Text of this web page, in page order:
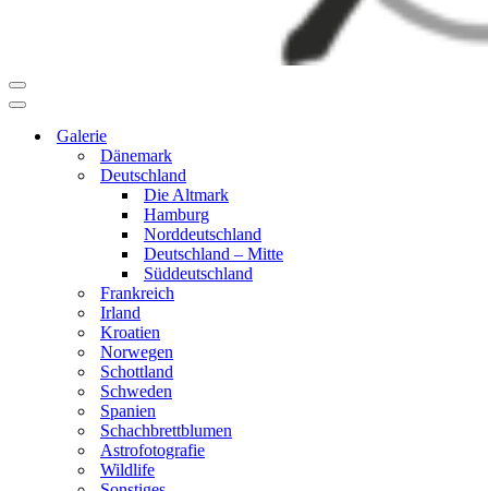
Navigationsmenü
Navigationsmenü
Galerie
Dänemark
Deutschland
Die Altmark
Hamburg
Norddeutschland
Deutschland – Mitte
Süddeutschland
Frankreich
Irland
Kroatien
Norwegen
Schottland
Schweden
Spanien
Schachbrettblumen
Astrofotografie
Wildlife